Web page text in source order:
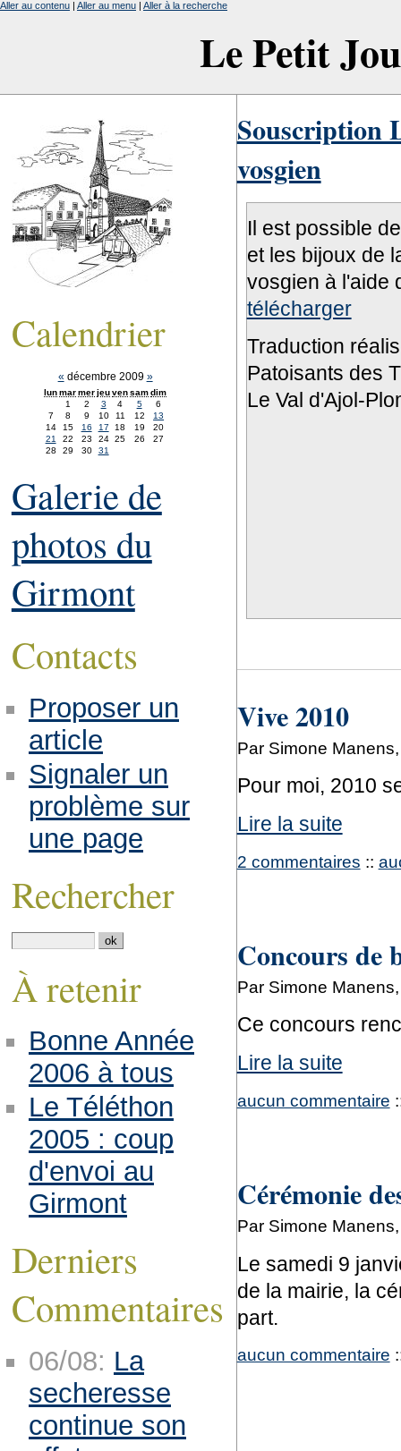
Le Petit
Aller au contenu | Aller au menu | Aller à la recherche
Souscription
vosgien
Il est possible
et les bijoux de
vosgien à l'aide
télécharger
Traduction
Patoisants des
Le Val d'Ajol-
Vive 2010
Par Simone
Pour moi, 2010
Lire la suite
2 commentaires ::
Concours de
Par Simone
Ce concours
Lire la suite
aucun commentaire
Cérémonie
Par Simone
Le samedi 9
de la mairie, la
part.
aucun commentaire
Calendrier
« décembre 2009 »
lunmarmerjeuvensamdim
1
2 3 4 5
6
7
8 9 10 11 12
13
14
15 16 17 18 19
20
21
22 23 24 25 26
27
28
29 30 31
Galerie de
photos du
Girmont
Contacts
Proposer un
article
Signaler un
problème sur
une page
Rechercher
À retenir
Bonne Année
2006 à tous
Le Téléthon
2005 : coup
d'envoi au
Girmont
Derniers
Commentaires
06/08: La
secheresse
continue son